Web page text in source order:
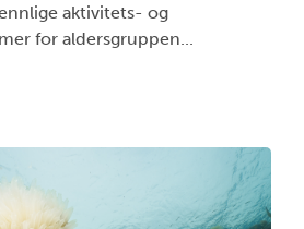
aktivitets- og
for aldersgruppen...